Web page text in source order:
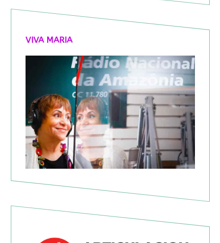
VIVA MARIA